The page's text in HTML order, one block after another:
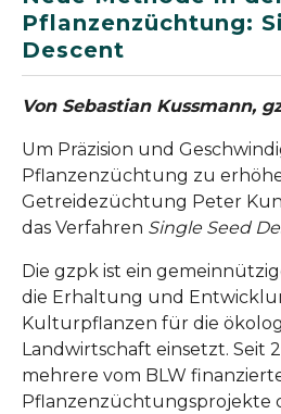
Pflanzenzüchtung:
Descent
Von Sebastian Kussmann,
Um Präzision und
Pflanzenzüchtung zu
Getreidezüchtung Peter
das Verfahren Single Seed
Die gzpk ist ein
die Erhaltung und
Kulturpflanzen für die
Landwirtschaft einsetzt. Seit
mehrere vom BLW
Pflanzenzüchtungsprojekte